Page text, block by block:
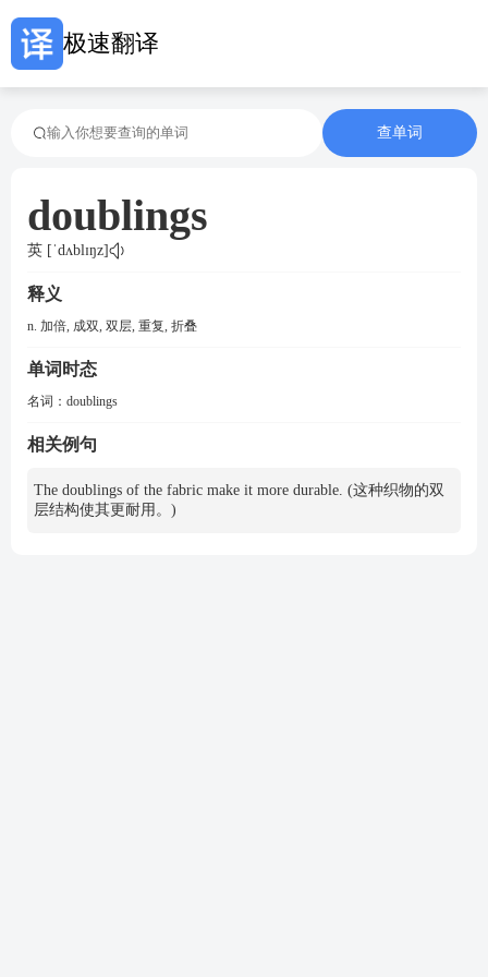
极速翻译
查单词
doublings
英 [ˈdʌblɪŋz]
释义
n. 加倍, 成双, 双层, 重复, 折叠
单词时态
名词： doublings
相关例句
The doublings of the fabric make it more durable. (这种织物的双
层结构使其更耐用。)